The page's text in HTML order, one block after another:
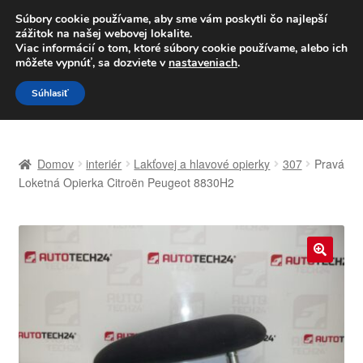
DOPRAVA od 6 EUR
Po–Pi 09:00–16:00 233 221 276
Preskočiť
na
navigáciu
Preskočiť
na
obsah
Celosvetová preprava
Kontakt
Domov interiér Lakťovej a hlavové opierky 307
Pravá
Loketná Opierka Citroën Peugeot 8830H2
Súbory cookie používame, aby sme vám poskytli čo najlepší
zážitok na našej webovej lokalite.
Viac informácií o tom, ktoré súbory cookie používame, alebo ich
môžete vypnúť, sa dozviete v nastaveniach.
Súhlasiť